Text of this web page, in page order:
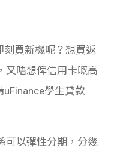
刻買新機呢？想買返
又唔想俾信用卡嘅高
學生貸款
可以彈性分期，分幾